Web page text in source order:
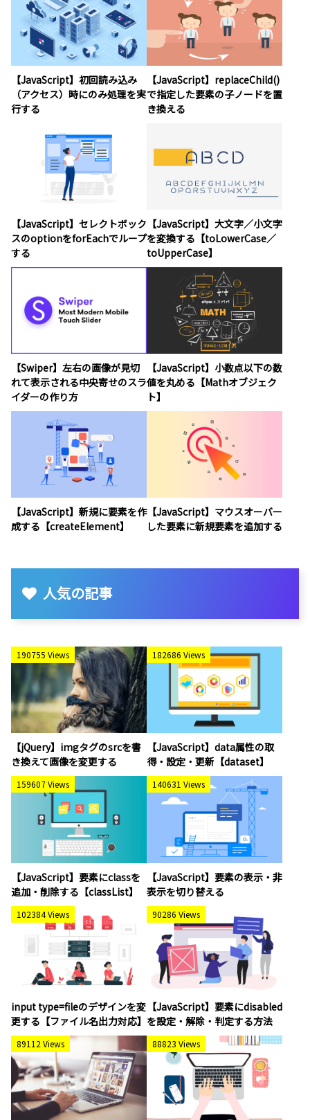
【JavaScript】初回読み込み
（アクセス）時にのみ処理を実
行する
【JavaScript】replaceChild()
で指定した要素の子ノードを置
き換える
【JavaScript】セレクトボック
スのoptionをforEachでループ
する
【JavaScript】大文字／小文字
を変換する【toLowerCase／
toUpperCase】
【Swiper】左右の画像が見切
れて表示される中央寄せのスラ
イダーの作り方
【JavaScript】小数点以下の数
値を丸める【Mathオブジェク
ト】
【JavaScript】新規に要素を作
成する【createElement】
【JavaScript】マウスオーバー
した要素に新規要素を追加する
人気の記事
190755 Views
【jQuery】imgタグのsrcを書
き換えて画像を変更する
182686 Views
【JavaScript】data属性の取
得・設定・更新【dataset】
159607 Views
【JavaScript】要素にclassを
追加・削除する【classList】
140631 Views
【JavaScript】要素の表示・非
表示を切り替える
102384 Views
input type=fileのデザインを変
更する【ファイル名出力対応】
90286 Views
【JavaScript】要素にdisabled
を設定・解除・判定する方法
89112 Views 88823 Views